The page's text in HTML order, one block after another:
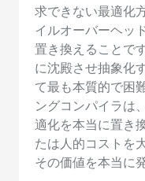
求できない最適化
イルオーバーヘッ
置き換えることで
に沈殿させ抽象化
て最も本質的で困
ングコンパイラは
適化を本当に置き
たは人的コストを
その価値を本当に